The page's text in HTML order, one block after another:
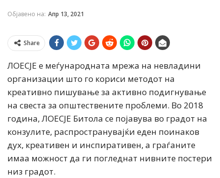
Објавено на: Апр 13, 2021
Share
ЛОЕСЈЕ е меѓународната мрежа на невладини
организации што го кориси методот на
креативно пишување за активно подигнување
на свеста за општествените проблеми. Во 2018
година, ЛОЕСЈЕ Битола се појавува во градот на
конзулите, распространувајќи еден поинаков
дух, креативен и инспиративен, а граѓаните
имаа можност да ги погледнат нивните постери
низ градот.